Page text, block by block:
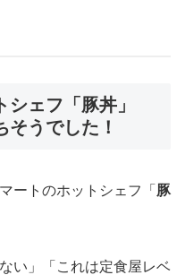
ェフ「豚丼」
うでした！
ートのホットシェフ「 豚
い」「これは定食屋レベ